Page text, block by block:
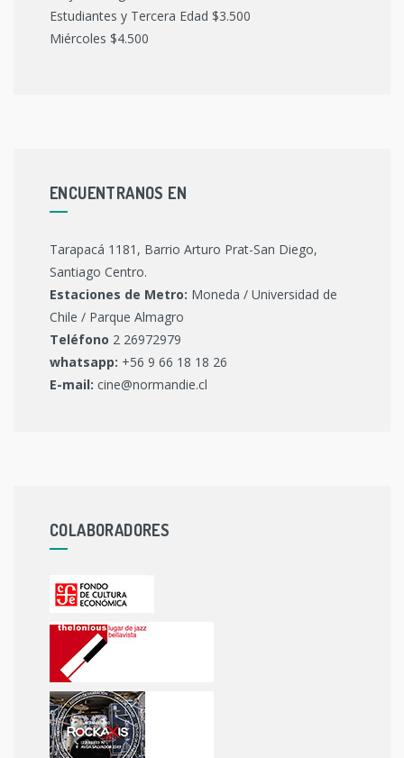
Estudiantes y Tercera Edad $3.500
Miércoles $4.500
ENCUENTRANOS EN
Tarapacá 1181, Barrio Arturo Prat-San Diego,
Santiago Centro.
Estaciones de Metro: Moneda / Universidad de
Chile / Parque Almagro
Teléfono 2 26972979
whatsapp: +56 9 66 18 18 26
E-mail: cine@normandie.cl
COLABORADORES